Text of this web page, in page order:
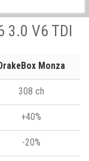
3.0 V6 TDI
DrakeBox Monza
308 ch
+40%
-20%